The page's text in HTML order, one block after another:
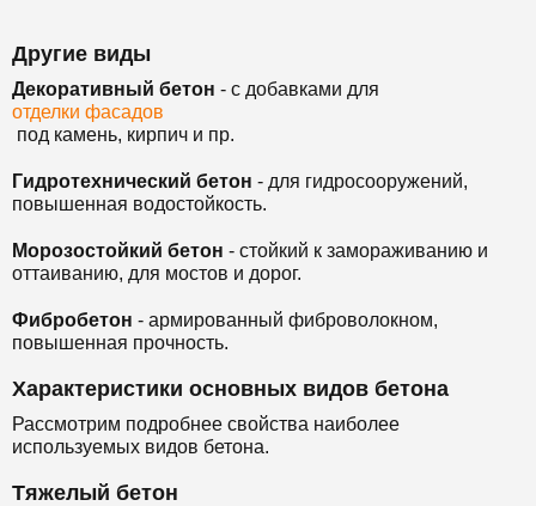
Другие виды
Декоративный бетон - с добавками для
отделки фасадов
под камень, кирпич и пр.
Гидротехнический бетон - для гидросооружений,
повышенная водостойкость.
Морозостойкий бетон - стойкий к замораживанию и
оттаиванию, для мостов и дорог.
Фибробетон - армированный фиброволокном,
повышенная прочность.
Характеристики основных видов бетона
Рассмотрим подробнее свойства наиболее
используемых видов бетона.
Тяжелый бетон